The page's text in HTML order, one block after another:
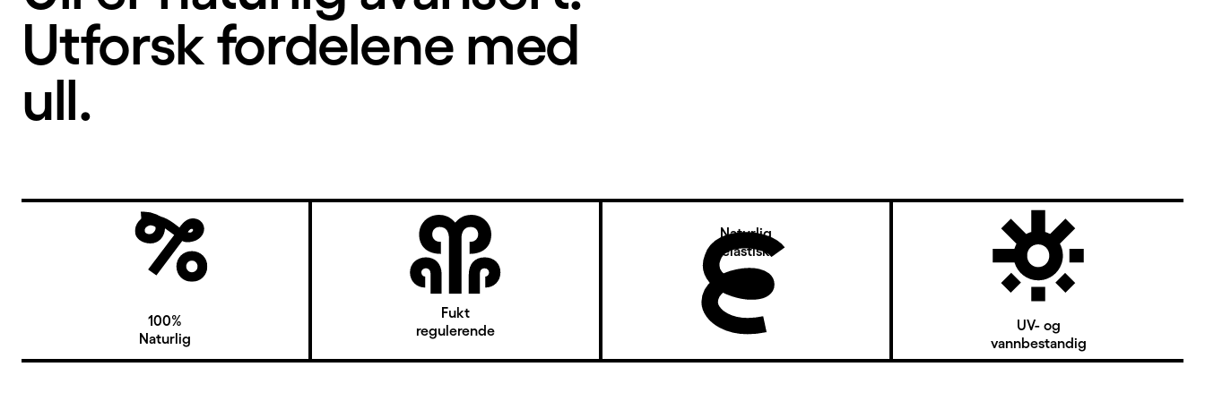
Utforsk fordelene med
ull.
100%
Naturlig
Fukt
regulerende
Naturlig
elastisk
UV- og
vannbestandig